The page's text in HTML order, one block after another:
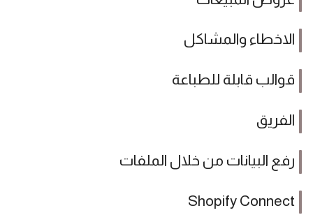
الاخطاء والمشاكل
قوالب قابلة للطباعة
الفريق
رفع البيانات من خلال الملفات
Shopify Connect